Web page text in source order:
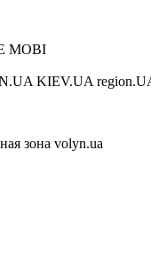
MOBI
KIEV.UA
зона volyn.ua